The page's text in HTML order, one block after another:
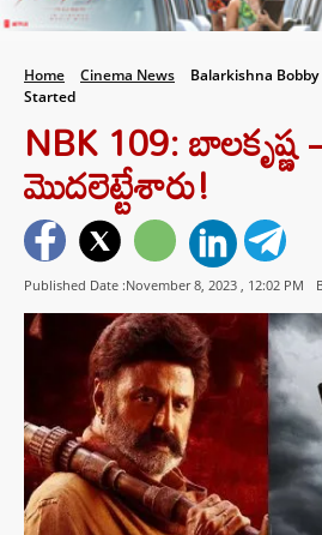
Home Cinema News
Balarkishna
Started
NBK 109:
మొదలెట్టేశారు!
Published Date :November 8, 2023 , 12:02 PM